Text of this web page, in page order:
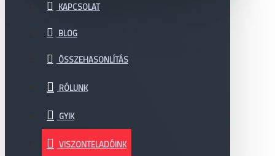
KAPCSOLAT
BLOG
ÖSSZEHASONLÍTÁS
RÓLUNK
GYIK
VISZONTELADÓINK